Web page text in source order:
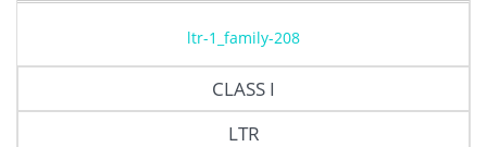
ltr-1_family-208
CLASS I
LTR